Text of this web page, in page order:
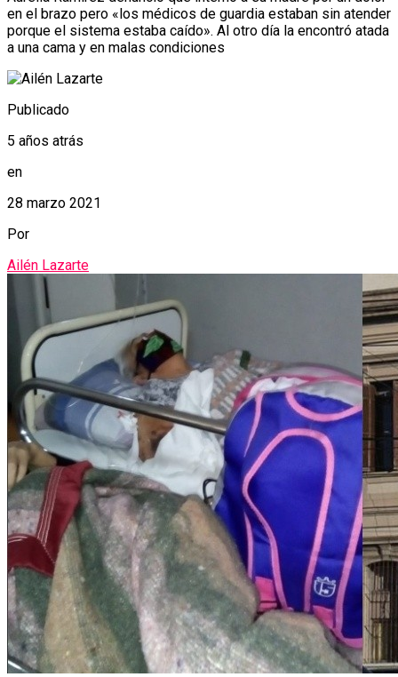
en el brazo pero «los médicos de guardia estaban sin atender
porque el sistema estaba caído». Al otro día la encontró atada
a una cama y en malas condiciones
Publicado
5 años atrás
en
28 marzo 2021
Por
Ailén Lazarte